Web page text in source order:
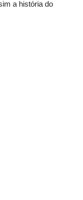
a história do